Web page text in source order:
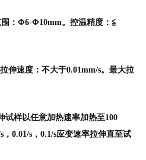
：Φ6-Φ10mm。控温精度：≦
伸速度：不大于0.01mm/s。最大拉
试样以任意加热速率加热至100
0.01/s，0.1/s应变速率拉伸直至试